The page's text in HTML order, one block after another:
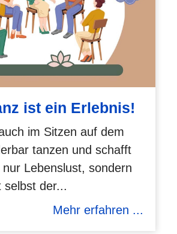
ist ein Erlebnis!
im Sitzen auf dem
tanzen und schafft
Lebenslust, sondern
selbst der...
Mehr erfahren ...